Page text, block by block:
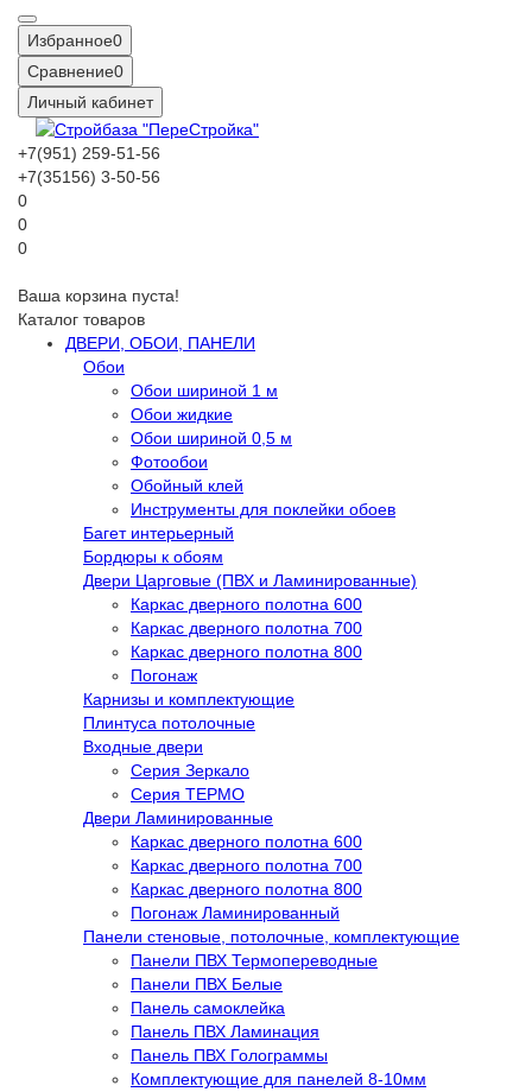
Избранное0
Сравнение0
Личный кабинет
+7(951) 259-51-56
+7(35156) 3-50-56
0
0
0
Ваша корзина пуста!
Каталог товаров
ДВЕРИ, ОБОИ, ПАНЕЛИ
Обои
Обои шириной 1 м
Обои жидкие
Обои шириной 0,5 м
Фотообои
Обойный клей
Инструменты для поклейки обоев
Багет интерьерный
Бордюры к обоям
Двери Царговые (ПВХ и Ламинированные)
Каркас дверного полотна 600
Каркас дверного полотна 700
Каркас дверного полотна 800
Погонаж
Карнизы и комплектующие
Плинтуса потолочные
Входные двери
Серия Зеркало
Серия ТЕРМО
Двери Ламинированные
Каркас дверного полотна 600
Каркас дверного полотна 700
Каркас дверного полотна 800
Погонаж Ламинированный
Панели стеновые, потолочные, комплектующие
Панели ПВХ Термопереводные
Панели ПВХ Белые
Панель самоклейка
Панель ПВХ Ламинация
Панель ПВХ Голограммы
Комплектующие для панелей 8-10мм